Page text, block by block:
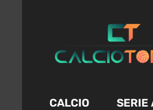
contenuto
CALCIO SERIE